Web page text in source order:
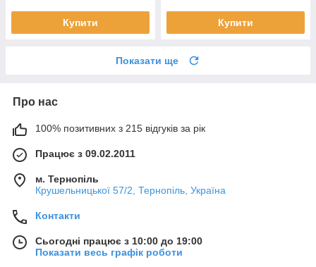
Купити Купити
Показати ще
Про нас
100% позитивних з 215 відгуків за рік
Працює з 09.02.2011
м. Тернопіль
Крушельницької 57/2, Тернопіль, Україна
Контакти
Сьогодні працює з 10:00 до 19:00
Показати весь графік роботи